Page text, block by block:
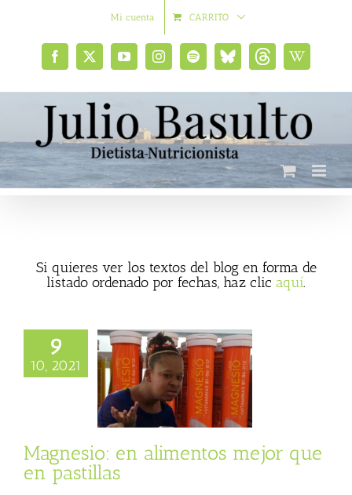
Mi cuenta CARRITO
Facebook
X YouTubeInstagramSpotifyBluesky
social
ThreadsWikipedia
Si quieres ver los textos del blog en forma de
listado ordenado por fechas, haz clic aquí.
9
10, 2021
en alimentos
en pastillas
Magnesio: en alimentos mejor que
en pastillas